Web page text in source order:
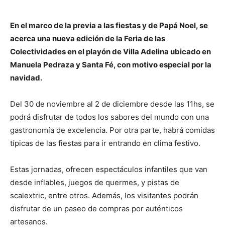
En el marco de la previa a las fiestas y de Papá Noel, se
acerca una nueva edición de la Feria de las
Colectividades en el playón de Villa Adelina ubicado en
Manuela Pedraza y Santa Fé, con motivo especial por la
navidad.
Del 30 de noviembre al 2 de diciembre desde las 11hs, se
podrá disfrutar de todos los sabores del mundo con una
gastronomía de excelencia. Por otra parte, habrá comidas
típicas de las fiestas para ir entrando en clima festivo.
Estas jornadas, ofrecen espectáculos infantiles que van
desde inflables, juegos de quermes, y pistas de
scalextric, entre otros. Además, los visitantes podrán
disfrutar de un paseo de compras por auténticos
artesanos.